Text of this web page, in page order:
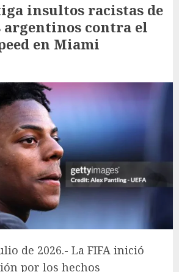
insultos racistas de
argentinos contra el
en Miami
de 2026.- La FIFA inició
por los hechos